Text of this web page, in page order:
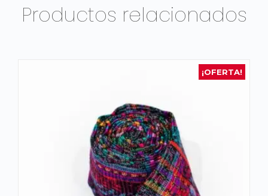
Productos relacionados
¡OFERTA!